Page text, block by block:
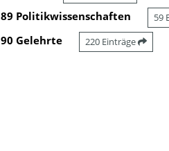
89 Politikwissenschaften 59
90 Gelehrte 220 Einträge